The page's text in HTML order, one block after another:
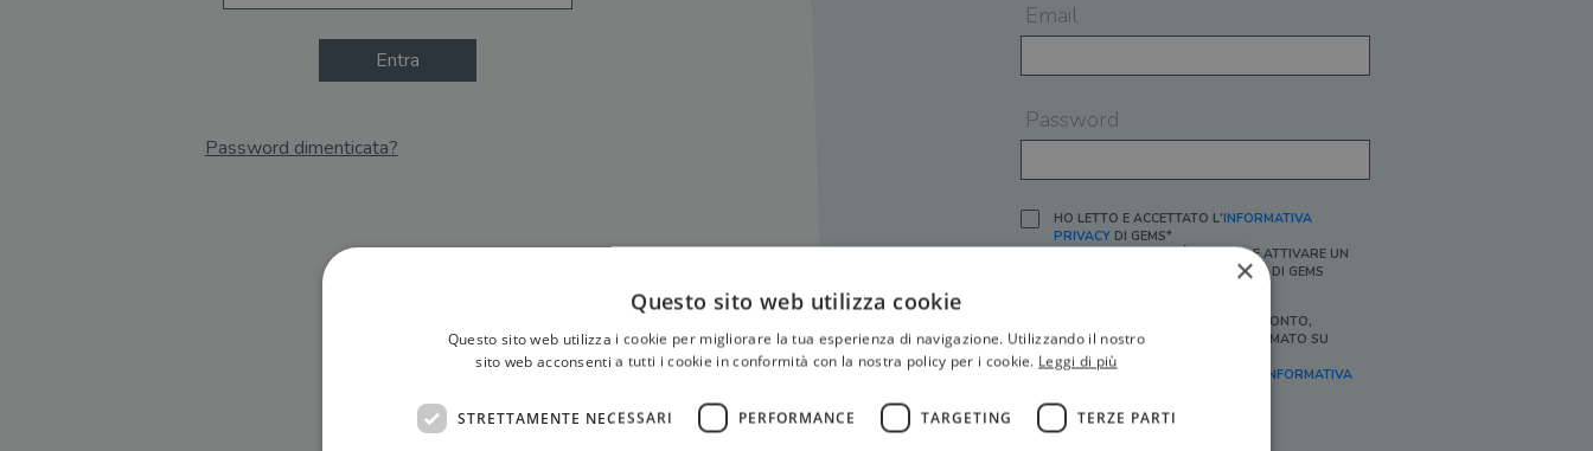
Entra
Password dimenticata?
Email
Password
HO LETTO E ACCETTATO L'INFORMATIVA
PRIVACYDI GEMS*
IN MANCANZA NON È POSSIBILE ATTIVARE UN
ACCOUNT E/O RICEVERE I SERVIZI DI GEMS
SÌ, DESIDERO RICEVERE BUONI SCONTO,
OFFERTE SPECIALI, ESSERE INFORMATO SU
PROMOZIONI E NOVITÀ.
[FINALITÀ MARKETING, ART.2 (E),
INFORMATIVA
×
Questo sito web utilizza cookie
Questo sito web utilizza i cookie per migliorare la tua esperienza di navigazione. Utilizzando il nostro
sito web acconsenti a tutti i cookie in conformità con la nostra policy per i cookie. Leggi di più
STRETTAMENTE NECESSARI PERFORMANCE TARGETING TERZE PARTI